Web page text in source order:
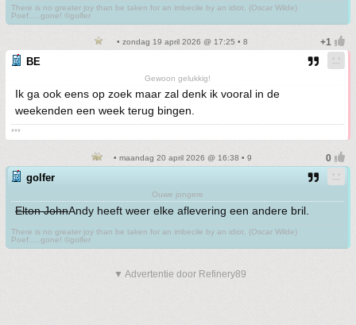
There is no greater joy than be taken for an imbecile by an idiot. (Oscar Wilde)
Poef.....gone! ©golfer
• zondag 19 april 2026 @ 17:25 • 8
BE
Gewoon gelukkig!
Ik ga ook eens op zoek maar zal denk ik vooral in de
weekenden een week terug bingen.
***
• maandag 20 april 2026 @ 16:38 • 9
golfer
Ouwe jongere
Elton JohnAndy heeft weer elke aflevering een andere bril.
There is no greater joy than be taken for an imbecile by an idiot. (Oscar Wilde)
Poef.....gone! ©golfer
▼ Advertentie door Refinery89